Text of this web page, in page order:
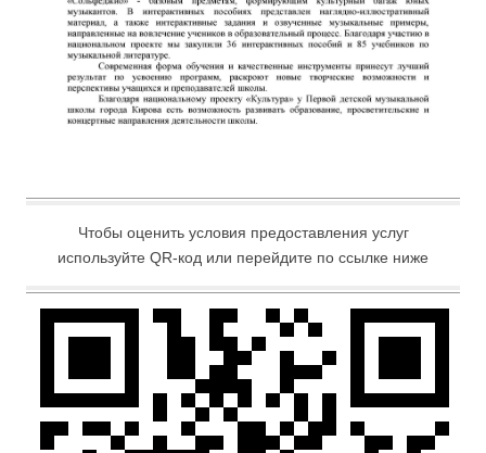
Чтобы оценить условия предоставления услуг
используйте QR-код или перейдите по ссылке ниже